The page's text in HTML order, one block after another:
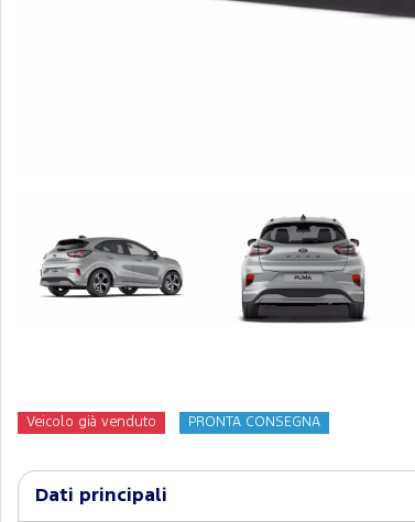
Veicolo già venduto PRONTA CONSEGNA
Dati principali